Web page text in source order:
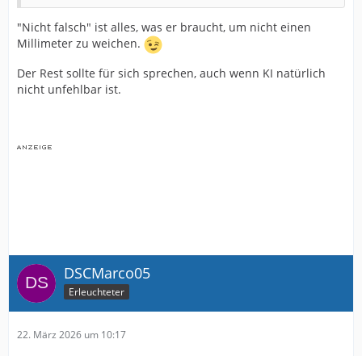
"Nicht falsch" ist alles, was er braucht, um nicht einen
Millimeter zu weichen.
Der Rest sollte für sich sprechen, auch wenn KI natürlich
nicht unfehlbar ist.
DSCMarco05
Erleuchteter
22. März 2026 um 10:17